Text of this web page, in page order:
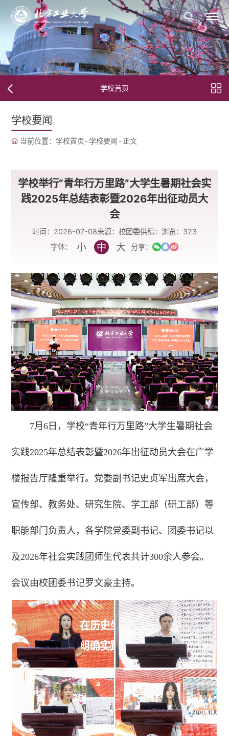
学校首页
学校要闻
当前位置： 学校首页-学校要闻 -正文
学校举行“青年行万里路”大学生暑期社会实
践2025年总结表彰暨2026年出征动员大
会
时间：2026-07-08来源：校团委供稿： 浏览： 323
字体：
小 中 大 分享：
7月6日，学校“青年行万里路”大学生暑期社会
实践2025年总结表彰暨2026年出征动员大会在广学
楼报告厅隆重举行。党委副书记史贞军出席大会，
宣传部、教务处、研究生院、学工部（研工部）等
职能部门负责人，各学院党委副书记、团委书记以
及2026年社会实践团师生代表共计300余人参会。
会议由校团委书记罗文豪主持。